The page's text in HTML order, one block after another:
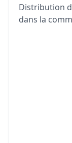
Distribution
dans la